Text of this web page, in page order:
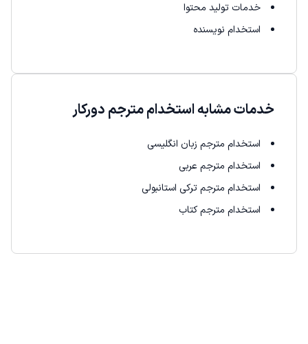
خدمات مشابه استخدام مترجم دورکار
استخدام مترجم زبان انگلیسی
استخدام مترجم عربی
استخدام مترجم ترکی استانبولی
استخدام مترجم کتاب
خدمات تولید محتوا
استخدام نویسنده